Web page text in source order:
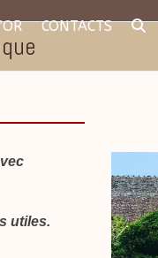
CONTACTS
utiles.